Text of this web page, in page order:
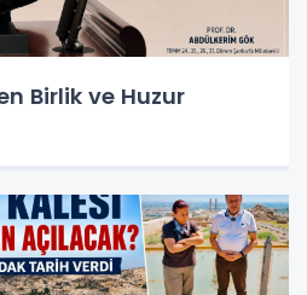
Birlik ve Huzur